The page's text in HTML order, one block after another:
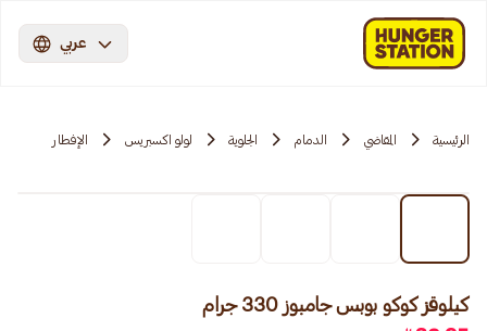
عربي
الرئيسية المقاضي الدمام الجلوية لولو اكسبريس الإفطار
كيلوقز كوكو بوبس جامبوز 330 جرام